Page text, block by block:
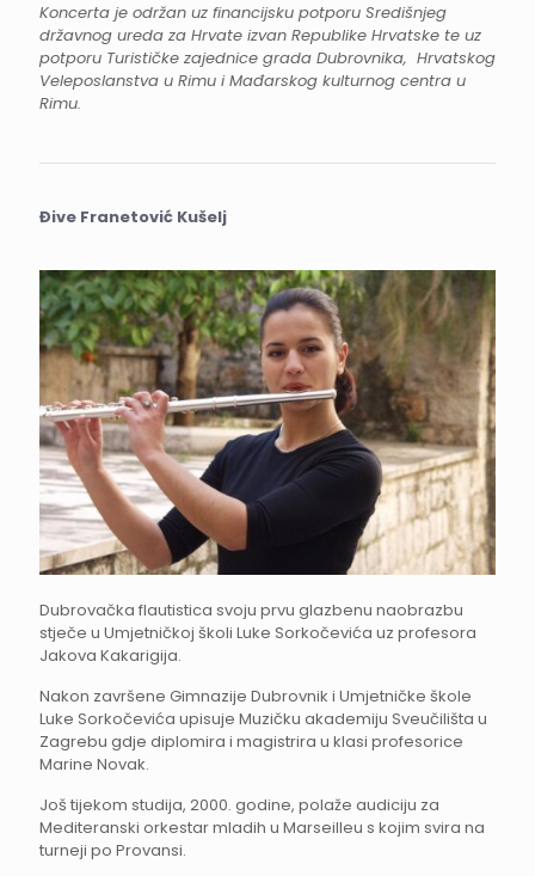
Koncerta je održan uz financijsku potporu Središnjeg
državnog ureda za Hrvate izvan Republike Hrvatske te uz
potporu Turističke zajednice grada Dubrovnika, Hrvatskog
Veleposlanstva u Rimu i Mađarskog kulturnog centra u
Rimu.
Đive Franetović Kušelj
Dubrovačka flautistica svoju prvu glazbenu naobrazbu
stječe u Umjetničkoj školi Luke Sorkočevića uz profesora
Jakova Kakarigija.
Nakon završene Gimnazije Dubrovnik i Umjetničke škole
Luke Sorkočevića upisuje Muzičku akademiju Sveučilišta u
Zagrebu gdje diplomira i magistrira u klasi profesorice
Marine Novak.
Još tijekom studija, 2000. godine, polaže audiciju za
Mediteranski orkestar mladih u Marseilleu s kojim svira na
turneji po Provansi.